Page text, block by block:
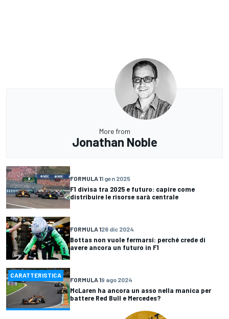
More from
Jonathan Noble
FORMULA 11 gen 2025
F1 divisa tra 2025 e futuro: capire come
distribuire le risorse sarà centrale
FORMULA 126 dic 2024
Bottas non vuole fermarsi: perché crede di
avere ancora un futuro in F1
CARATTERISTICA
FORMULA 19 ago 2024
McLaren ha ancora un asso nella manica per
battere Red Bull e Mercedes?